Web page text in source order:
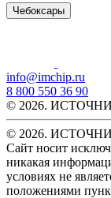
Чебоксары
info@imchip.ru
8 800 550 36 90
© 2026.
© 2026.
Сайт носит
никакая
условиях не
положениями